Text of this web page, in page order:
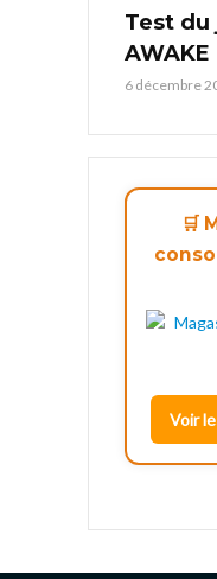
Test du
AWAKE
6 décembre
🛒
Voir